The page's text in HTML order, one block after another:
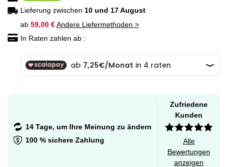
Lieferung zwischen 10 und 17 August
ab 59,00 €Andere Liefermethoden >
In Raten zahlen ab :
14 Tage, um Ihre Meinung zu ändern
100 % sichere Zahlung
Zufriedene
Kunden
Alle
Bewertungen
anzeigen